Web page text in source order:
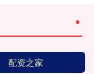
配资之家